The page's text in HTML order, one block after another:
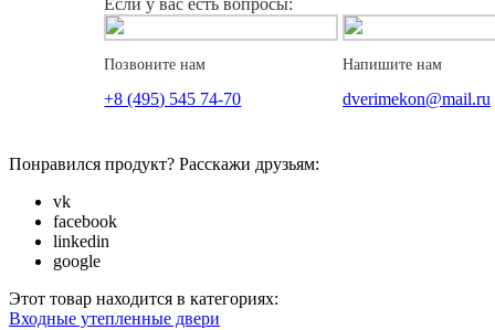
Если у вас есть вопросы:
Позвоните нам
+8 (495) 545 74-70
Напишите нам
dverimekon@mail.ru
Понравился продукт? Расскажи друзьям:
vk
facebook
linkedin
google
Этот товар находится в категориях:
Входные утепленные двери